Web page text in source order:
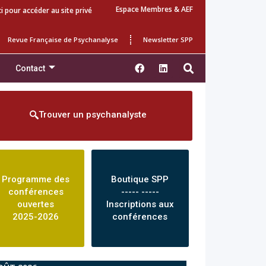
pour accéder au site privé Espace Membres & AEF
Revue Française de Psychanalyse Newsletter SPP
Contact
Trouver un psychanalyste
Programme des
conférences
ouvertes
2025-2026
Boutique SPP
----- -----
Inscriptions aux
conférences